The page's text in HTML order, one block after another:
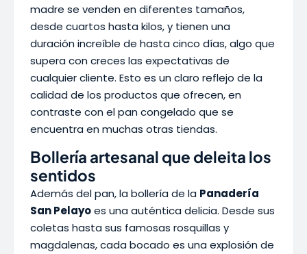
madre se venden en diferentes tamaños,
desde cuartos hasta kilos, y tienen una
duración increíble de hasta cinco días, algo que
supera con creces las expectativas de
cualquier cliente. Esto es un claro reflejo de la
calidad de los productos que ofrecen, en
contraste con el pan congelado que se
encuentra en muchas otras tiendas.
Bollería artesanal que deleita los
sentidos
Además del pan, la bollería de la Panadería
San Pelayoes una auténtica delicia. Desde sus
coletas hasta sus famosas rosquillas y
magdalenas, cada bocado es una explosión de